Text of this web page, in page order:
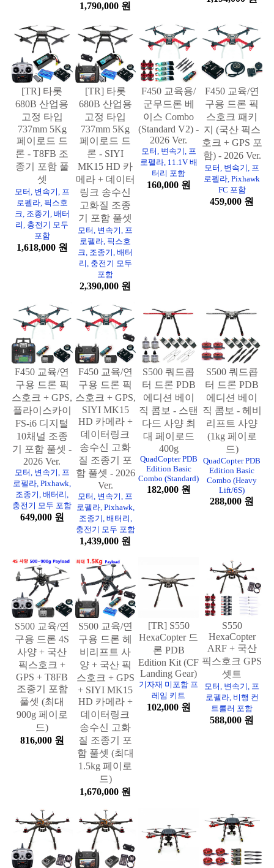
1,790,000 원
[TR] 타롯
680B 산업용
고정 타입
737mm 5Kg
페이로드 드
론 - T8FB 조
종기 포함 풀
셋
모터, 변속기, 프
로펠라, 픽스호
크, 조종기, 배터
리, 충전기 모두
포함
1,618,000 원
[TR] 타롯
680B 산업용
고정 타입
737mm 5Kg
페이로드 드
론 - SIYI
MK15 HD 카
메라 + 데이터
링크 송수신
고화질 조종
기 포함 풀셋
모터, 변속기, 프
로펠라, 픽스호
크, 조종기, 배터
리, 충전기 모두
포함
2,390,000 원
F450 교육용/
군무드론 베
이스 Combo
(Standard V2) -
2026 Ver.
모터, 변속기, 프
로펠라, 11.1V 배
터리 포함
160,000 원
F450 교육/연
구용 드론 픽
스호크 패키
지 (국산 픽스
호크 + GPS 포
함) - 2026 Ver.
모터, 변속기, 프
로펠라, Pixhawk
FC 포함
459,000 원
F450 교육/연
구용 드론 픽
스호크 + GPS,
플라이스카이
FS-i6 디지털
10채널 조종
기 포함 풀셋 -
2026 Ver.
모터, 변속기, 프
로펠라, Pixhawk,
조종기, 배터리,
충전기 모두 포함
649,000 원
F450 교육/연
구용 드론 픽
스호크 + GPS,
SIYI MK15
HD 카메라 +
데이터링크
송수신 고화
질 조종기 포
함 풀셋 - 2026
Ver.
모터, 변속기, 프
로펠라, Pixhawk,
조종기, 배터리,
충전기 모두 포함
1,439,000 원
S500 쿼드콥
터 드론 PDB
에디션 베이
직 콤보 - 스탠
다드 사양 최
대 페이로드
400g
QuadCopter PDB
Edition Basic
Combo (Standard)
182,000 원
S500 쿼드콥
터 드론 PDB
에디션 베이
직 콤보 - 헤비
리프트 사양
(1kg 페이로
드)
QuadCopter PDB
Edition Basic
Combo (Heavy
Lift/6S)
288,000 원
S500 교육/연
구용 드론 4S
사양 + 국산
픽스호크 +
GPS + T8FB
조종기 포함
풀셋 (최대
900g 페이로
드)
816,000 원
S500 교육/연
구용 드론 헤
비리프트 사
양 + 국산 픽
스호크 + GPS
+ SIYI MK15
HD 카메라 +
데이터링크
송수신 고화
질 조종기 포
함 풀셋 (최대
1.5kg 페이로
드)
1,670,000 원
[TR] S550
HexaCopter 드
론 PDB
Edition Kit (CF
Landing Gear)
기자재 미포함 프
레임 키트
102,000 원
S550
HexaCopter
ARF + 국산
픽스호크 GPS
셋트
모터, 변속기, 프
로펠라, 비행 컨
트롤러 포함
588,000 원